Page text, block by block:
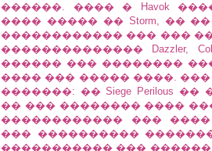
������. ���� � Havok
���� ����� �� Storm, ��
������������ ��� ���
�������������� Dazzler,
������ ��� ��������
���� ��� ����� ����.
�������: �� Siege Perilous
�� ��� �������� ����
������������ ��� ����
��� ����������
����������� ��� ������